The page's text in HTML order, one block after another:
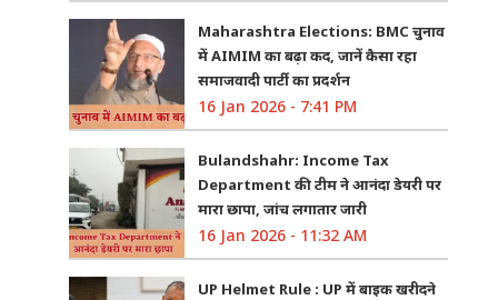
Maharashtra Elections: BMC चुनाव
में AIMIM का बढ़ा कद, जानें कैसा रहा
समाजवादी पार्टी का प्रदर्शन
16 Jan 2026 - 7:41 PM
Bulandshahr: Income Tax
Department की टीम ने आनंदा डेयरी पर
मारा छापा, जांच लगातार जारी
16 Jan 2026 - 11:32 AM
UP Helmet Rule : UP में बाइक खरीदने